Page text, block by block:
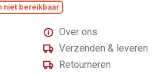
niet bereikbaar
Over ons
Verzenden & leveren
Retourneren